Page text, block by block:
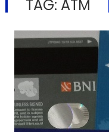
TAG: ATM